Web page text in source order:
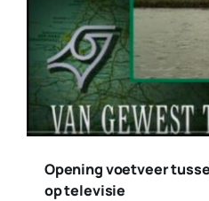
Opening voetveer
op televisie